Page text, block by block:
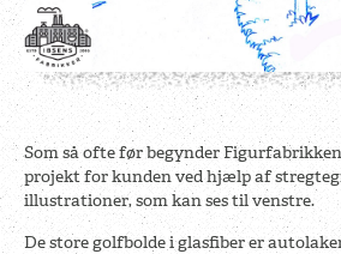
Som så ofte før begynder
projekt for kunden ved hjælp af
illustrationer, som kan ses til venstre.
De store golfbolde i glasfiber er